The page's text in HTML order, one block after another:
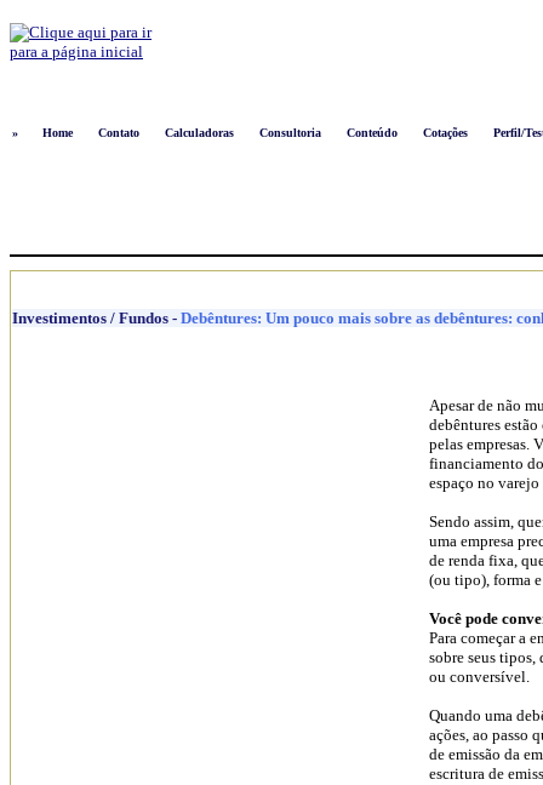
»
Home Contato Calculadoras Consultoria Conteúdo Cotações Perfil/
Investimentos / Fundos - Debêntures: Um pouco mais sobre as debêntures:
Apesar de não
debêntures
pelas empresas.
financiamento
espaço no
Sendo assim,
uma empresa
de renda fixa,
(ou tipo), forma
Você pode
Para começar a
sobre seus tipos,
ou conversível.
Quando uma
ações, ao passo
de emissão da
escritura de